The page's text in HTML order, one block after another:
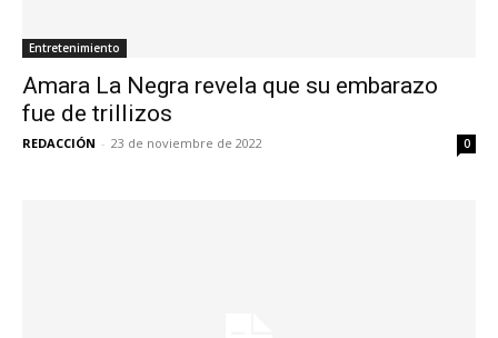
Entretenimiento
Amara La Negra revela que su embarazo
fue de trillizos
REDACCIÓN - 23 de noviembre de 2022 0